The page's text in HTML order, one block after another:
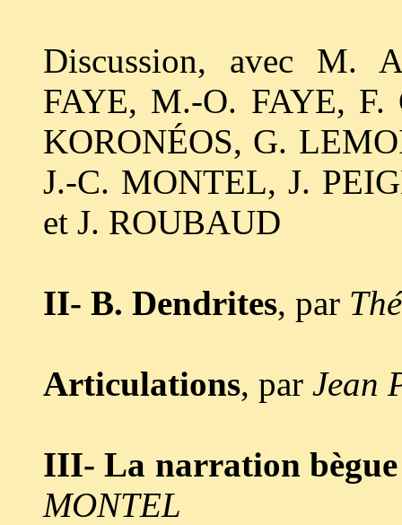
Discussion, avec M.
FAYE, M.-O. FAYE,
KORONÉOS, G.
J.-C. MONTEL, J.
et J. ROUBAUD
II- B. Dendrites, par
Articulations, par Jean
III- La narration
MONTEL